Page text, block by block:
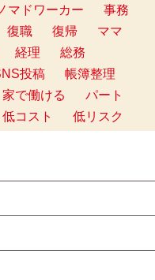
マドワーカー
事務
復職 復帰
ママ
経理
総務
投稿
帳簿整理
家で働ける
パート
低コスト 低リスク